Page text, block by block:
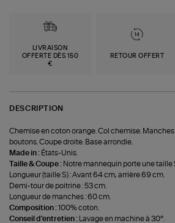
LIVRAISON
OFFERTE DÈS 150
€
RETOUR OFFERT
DESCRIPTION
Chemise en coton orange. Col chemise.
boutons. Coupe droite. Base arrondie.
Made in : États-Unis.
Taille & Coupe : Notre mannequin porte une taille
Longueur (taille S) : Avant 64 cm, arrière 69 cm.
Demi-tour de poitrine : 53 cm.
Longueur de manches : 60 cm.
Composition :100% coton.
Conseil d'entretien :
Lavage en machine à 30°.